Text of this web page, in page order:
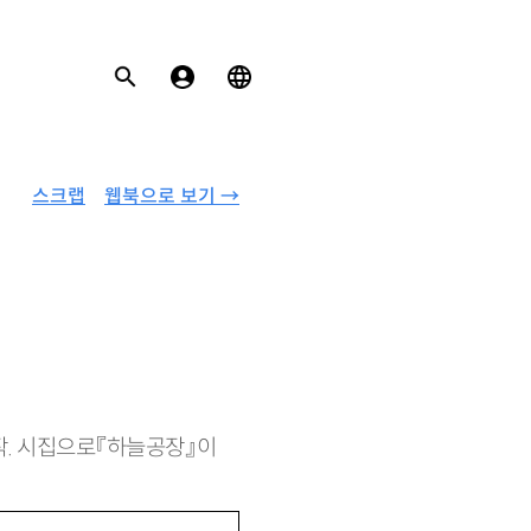
웹북으로 보기 →
스크랩
집으로『하늘공장』이